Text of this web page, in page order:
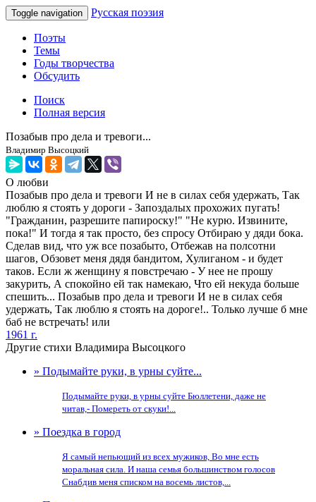
Toggle navigation Русская поэзия
Поэты
Темы
Годы творчества
Обсудить
Поиск
Полная версия
Позабыв про дела и тревоги...
Владимир Высоцкий
О любви
Позабыв про дела и тревоги И не в силах себя удержать, Так
люблю я стоять у дороги - Запоздалых прохожих пугать!
"Гражданин, разрешите папироску!" "Не курю. Извините,
пока!" И тогда я так просто, без спросу Отбираю у дяди бока.
Сделав вид, что уж все позабыто, Отбежав на полсотни
шагов, Обзовет меня дядя бандитом, Хулиганом - и будет
таков. Если ж женщину я повстречаю - У нее не прошу
закурить, А спокойно ей так намекаю, Что ей некуда больше
спешить... Позабыв про дела и тревоги И не в силах себя
удержать, Так люблю я стоять на дороге!.. Только лучше б мне
баб не встречать! или
1961 г.
Другие стихи Владимира Высоцкого
» Подымайте руки, в урны суйте...
Подымайте руки, в урны суйте Бюллетени, даже не
читав,- Помереть от скуки!...
» Поездка в город
Я самый непьющий из всех мужиков, Во мне есть
моральная сила. И наша семья большинством голосов
Снабдив меня списком на восемь листов,...